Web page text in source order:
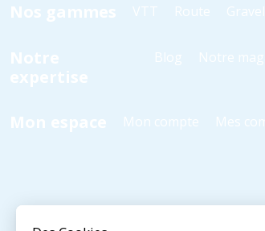
Nos gammes VTT Route
Notre
expertise
Blog Notre
Mon espace Mon compte Mes